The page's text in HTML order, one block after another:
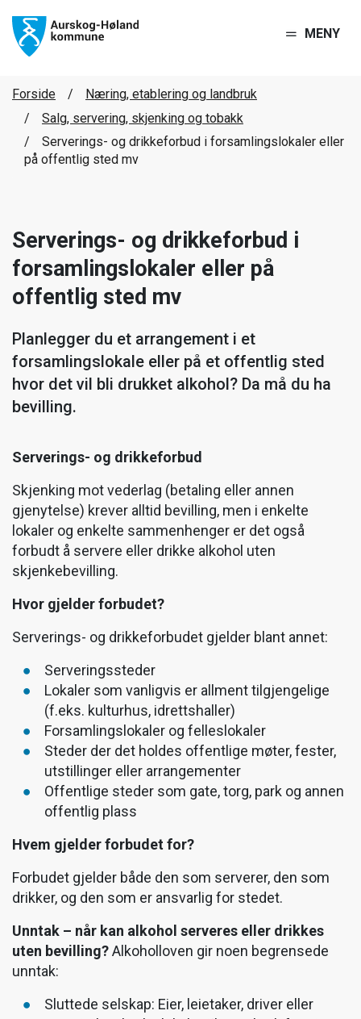
MENY
Forside
Næring, etablering og landbruk
Salg, servering, skjenking og tobakk
Serverings- og drikkeforbud i forsamlingslokaler eller
på offentlig sted mv
Serverings- og drikkeforbud i
forsamlingslokaler eller på
offentlig sted mv
Planlegger du et arrangement i et
forsamlingslokale eller på et offentlig sted
hvor det vil bli drukket alkohol? Da må du ha
bevilling.
Serverings- og drikkeforbud
Skjenking mot vederlag (betaling eller annen
gjenytelse) krever alltid bevilling, men i enkelte
lokaler og enkelte sammenhenger er det også
forbudt å servere eller drikke alkohol uten
skjenkebevilling.
Hvor gjelder forbudet?
Serverings- og drikkeforbudet gjelder blant annet:
Serveringssteder
Lokaler som vanligvis er allment tilgjengelige
(f.eks. kulturhus, idrettshaller)
Forsamlingslokaler og felleslokaler
Steder der det holdes offentlige møter, fester,
utstillinger eller arrangementer
Offentlige steder som gate, torg, park og annen
offentlig plass
Hvem gjelder forbudet for?
Forbudet gjelder både den som serverer, den som
drikker, og den som er ansvarlig for stedet.
Unntak – når kan alkohol serveres eller drikkes
uten bevilling?Alkoholloven gir noen begrensede
unntak:
Sluttede selskap: Eier, leietaker, driver eller